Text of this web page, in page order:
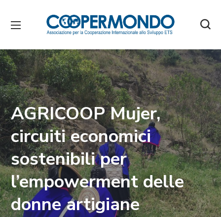
AGRICOOP Mujer,
circuiti economici
sostenibili per
l’empowerment delle
donne artigiane